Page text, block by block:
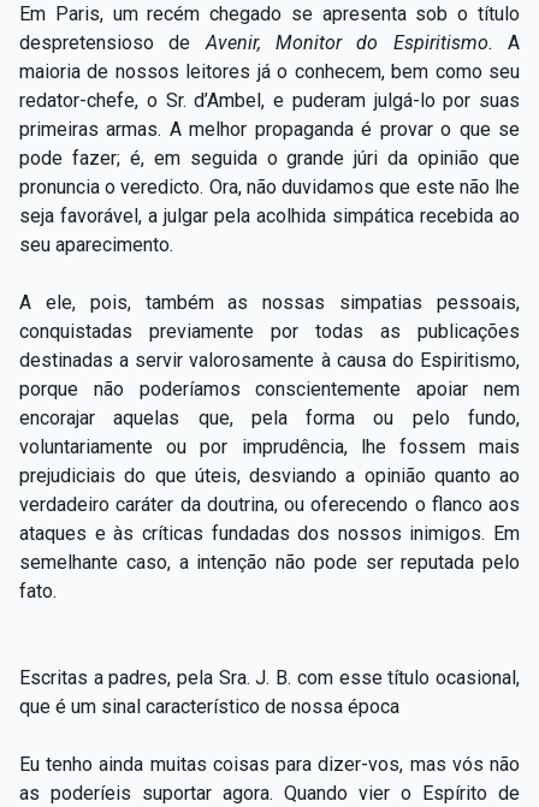
Em Paris, um recém chegado se apresenta sob o título
despretensioso de Avenir, Monitor do Espiritismo.A
maioria de nossos leitores já o conhecem, bem como seu
redator-chefe, o Sr. d’Ambel, e puderam julgá-lo por suas
primeiras armas. A melhor propaganda é provar o que se
pode fazer; é, em seguida o grande júri da opinião que
pronuncia o veredicto. Ora, não duvidamos que este não lhe
seja favorável, a julgar pela acolhida simpática recebida ao
seu aparecimento.
A ele, pois, também as nossas simpatias pessoais,
conquistadas previamente por todas as publicações
destinadas a servir valorosamente à causa do Espiritismo,
porque não poderíamos conscientemente apoiar nem
encorajar aquelas que, pela forma ou pelo fundo,
voluntariamente ou por imprudência, lhe fossem mais
prejudiciais do que úteis, desviando a opinião quanto ao
verdadeiro caráter da doutrina, ou oferecendo o flanco aos
ataques e às críticas fundadas dos nossos inimigos. Em
semelhante caso, a intenção não pode ser reputada pelo
fato.
Escritas a padres, pela Sra. J. B. com esse título ocasional,
que é um sinal característico de nossa época
Eu tenho ainda muitas coisas para dizer-vos, mas vós não
as poderíeis suportar agora. Quando vier o Espírito de